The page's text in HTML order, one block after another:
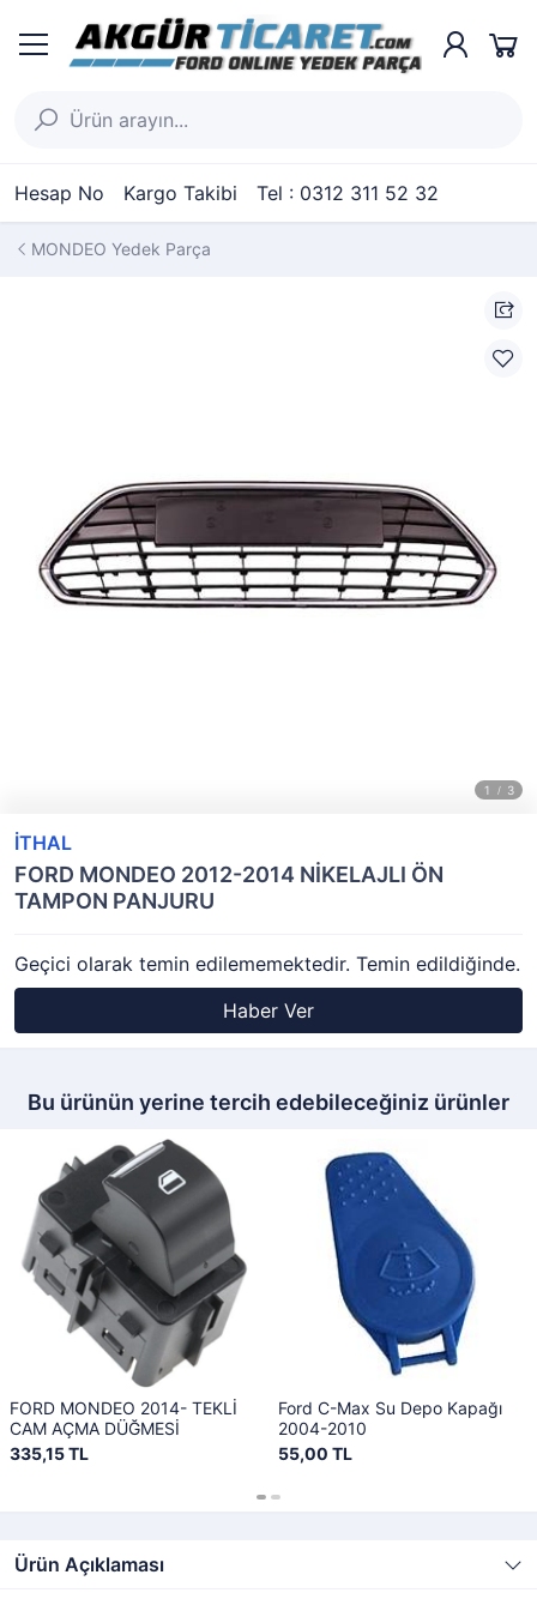
Hesap No Kargo Takibi Tel : 0312 311 52 32
MONDEO Yedek Parça
İTHAL
FORD MONDEO 2012-2014 NİKELAJLI ÖN
TAMPON PANJURU
Geçici olarak temin edilememektedir. Temin edildiğinde.
Haber Ver
Bu ürünün yerine tercih edebileceğiniz ürünler
FORD MONDEO 2014- TEKLİ
CAM AÇMA DÜĞMESİ
335,15 TL
Ford C-Max Su Depo Kapağı
2004-2010
55,00 TL
Ürün Açıklaması